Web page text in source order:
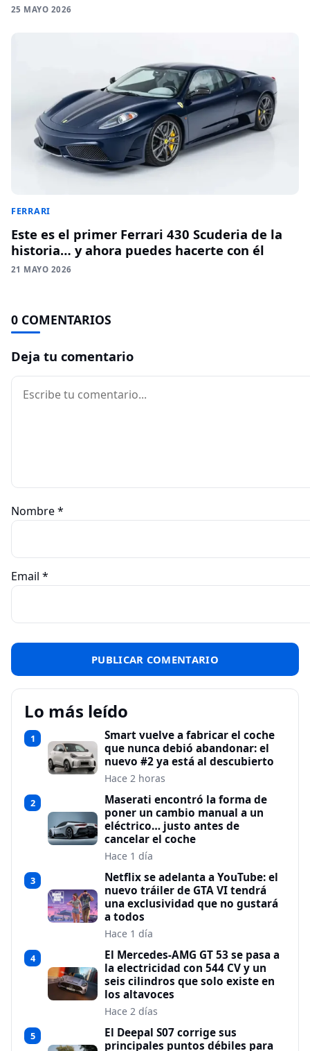
25 MAYO 2026
FERRARI
Este es el primer Ferrari 430 Scuderia de la
historia… y ahora puedes hacerte con él
21 MAYO 2026
0 COMENTARIOS
Deja tu comentario
Comentario
Nombre*
Email *
Lo más leído
1
Smart vuelve a fabricar el coche
que nunca debió abandonar: el
nuevo #2 ya está al descubierto
Hace 2 horas
2
Maserati encontró la forma de
poner un cambio manual a un
eléctrico… justo antes de
cancelar el coche
Hace 1 día
3
Netflix se adelanta a YouTube: el
nuevo tráiler de GTA VI tendrá
una exclusividad que no gustará
a todos
Hace 1 día
4
El Mercedes-AMG GT 53 se pasa a
la electricidad con 544 CV y un
seis cilindros que solo existe en
los altavoces
Hace 2 días
5
El Deepal S07 corrige sus
principales puntos débiles para